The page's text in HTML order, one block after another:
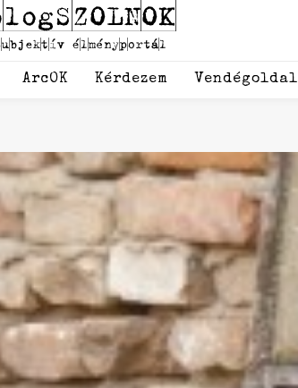
ArcOK Kérdezem Vendégoldal